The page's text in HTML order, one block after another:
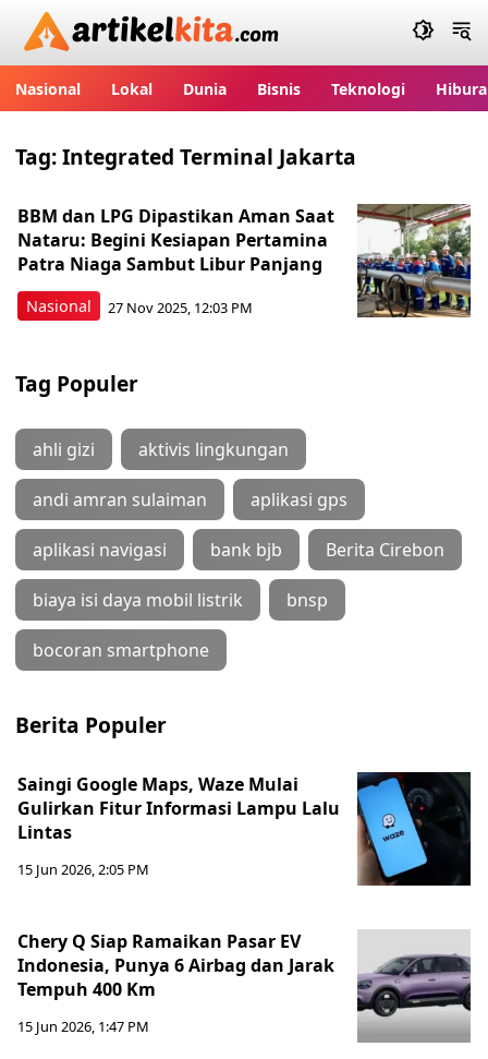
Artikelkita.com
Nasional Lokal Dunia Bisnis Teknologi
Tag:Integrated Terminal Jakarta
Nasional
BBM dan LPG Dipastikan Aman Saat
Nataru: Begini Kesiapan Pertamina
Patra Niaga Sambut Libur Panjang
27 Nov 2025, 12:03 PM
Tag Populer
ahli gizi aktivis lingkungan
andi amran sulaiman aplikasi gps
aplikasi navigasi bank bjb Berita Cirebon
biaya isi daya mobil listrik bnsp
bocoran smartphone
Berita Populer
Saingi Google Maps, Waze Mulai
Gulirkan Fitur Informasi Lampu Lalu
Lintas
15 Jun 2026, 2:05 PM
Chery Q Siap Ramaikan Pasar EV
Indonesia, Punya 6 Airbag dan Jarak
Tempuh 400 Km
15 Jun 2026, 1:47 PM